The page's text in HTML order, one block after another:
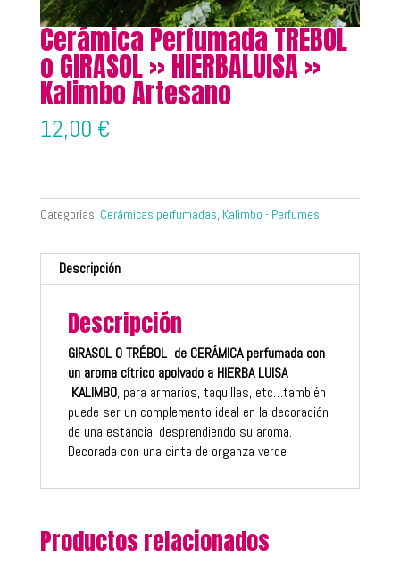
Cerámica Perfumada TREBOL
o GIRASOL » HIERBALUISA »
Kalimbo Artesano
12,00 €
Categorías: Cerámicas perfumadas, Kalimbo - Perfumes
Descripción
Descripción
GIRASOL O TRÉBOL de CERÁMICA perfumada con
un aroma cítrico apolvado a HIERBA LUISA
KALIMBO, para armarios, taquillas, etc…también
puede ser un complemento ideal en la decoración
de una estancia, desprendiendo su aroma.
Decorada con una cinta de organza verde
Productos relacionados